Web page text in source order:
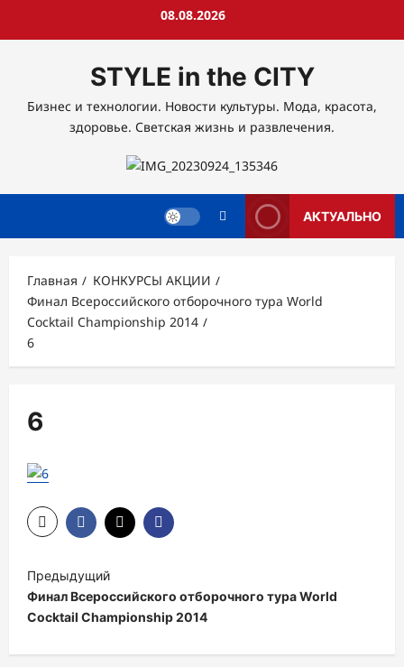
08.08.2026
STYLE in the CITY
Бизнес и технологии. Новости культуры. Мода, красота,
здоровье. Светская жизнь и развлечения.
АКТУАЛЬНО
Главная
КОНКУРСЫ АКЦИИ
Финал Всероссийского отборочного тура World
Cocktail Championship 2014
6
6
Н
а
в
и
Предыдущий
Финал Всероссийского отборочного тура World
Cocktail Championship 2014